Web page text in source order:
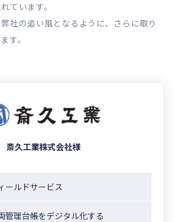
ています。
社の追い風となるように、さらに取り
す。
斎久工業株式会社様
ールドサービス
管理台帳をデジタル化する